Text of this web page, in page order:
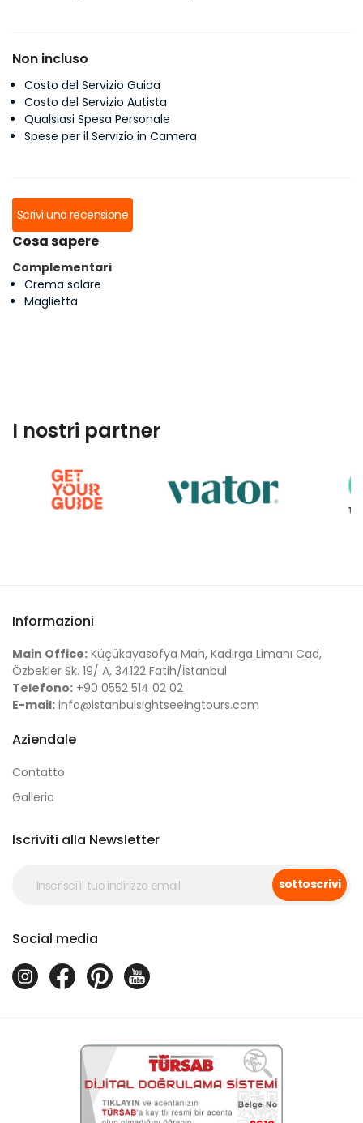
Non incluso
Costo del Servizio Guida
Costo del Servizio Autista
Qualsiasi Spesa Personale
Spese per il Servizio in Camera
Scrivi una recensione
Cosa sapere
Complementari
Crema solare
Maglietta
I nostri partner
Informazioni
Main Office: Küçükayasofya Mah, Kadırga Limanı Cad,
Özbekler Sk. 19/ A, 34122 Fatih/İstanbul
Telefono: +90 0552 514 02 02
E-mail: info@istanbulsightseeingtours.com
Aziendale
Contatto
Galleria
Iscriviti alla Newsletter
sottoscrivi
Social media